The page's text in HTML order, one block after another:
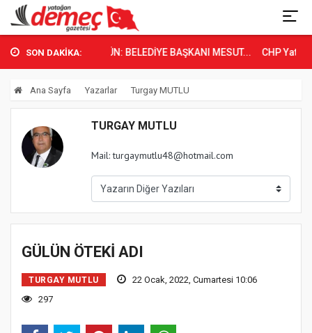
SON DAKİKA:
YATAĞAN’DA TARİHİ GÜN: BELEDİYE BAŞKANI MESUT... CHP
Ana Sayfa Yazarlar Turgay MUTLU
TURGAY MUTLU
Mail: turgaymutlu48@hotmail.com
GÜLÜN ÖTEKİ ADI
TURGAY MUTLU
22 Ocak, 2022, Cumartesi 10:06
297